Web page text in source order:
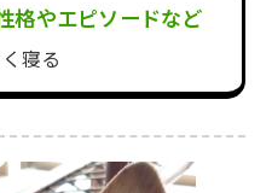
格やエピソードなど
寝る